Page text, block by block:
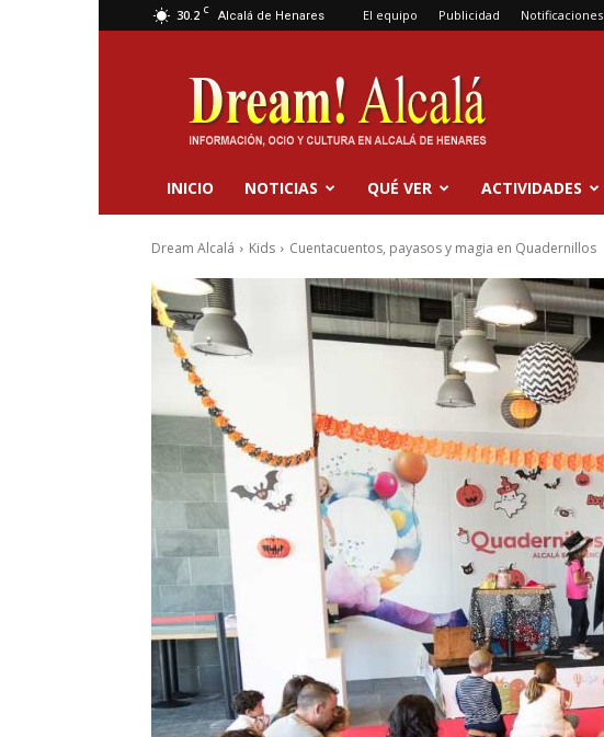
30.2 C Alcalá de Henares El equipo Publicidad Notificaciones
Dream
Alcalá
INICIO NOTICIAS QUÉ VER ACTIVIDADES
Dream Alcalá Kids Cuentacuentos, payasos y magia en Quadernillos